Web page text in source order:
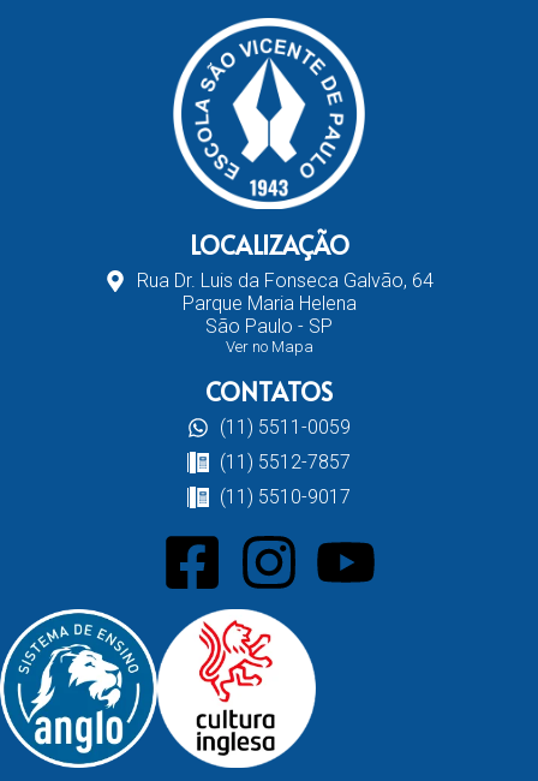
LOCALIZAÇÃO
Rua Dr. Luis da Fonseca Galvão, 64
Parque Maria Helena
São Paulo - SP
Ver no Mapa
CONTATOS
(11) 5511-0059
(11) 5512-7857
(11) 5510-9017